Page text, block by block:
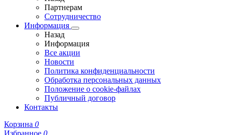
Партнерам
Сотрудничество
Информация
Назад
Информация
Все акции
Новости
Политика конфиденциальности
Обработка персональных данных
Положение о cookie-файлах
Публичный договор
Контакты
Корзина 0
Избранное 0